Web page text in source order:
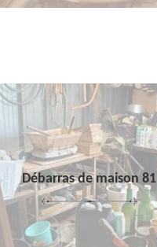
Débarras de maison 81